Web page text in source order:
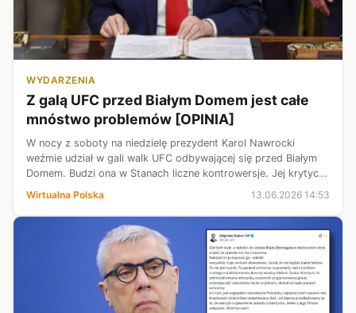
WYDARZENIA
Z galą UFC przed Białym Domem jest całe
mnóstwo problemów [OPINIA]
W nocy z soboty na niedzielę prezydent Karol Nawrocki
weźmie udział w gali walk UFC odbywającej się przed Białym
Domem. Budzi ona w Stanach liczne kontrowersje. Jej krytycy
Wirtualna Polska 13.06.2026 14:53